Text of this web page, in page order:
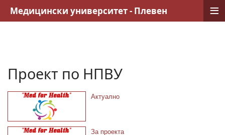
Проект по НПВУ
Актуално
За проекта
Медицински университет - Плевен ≡